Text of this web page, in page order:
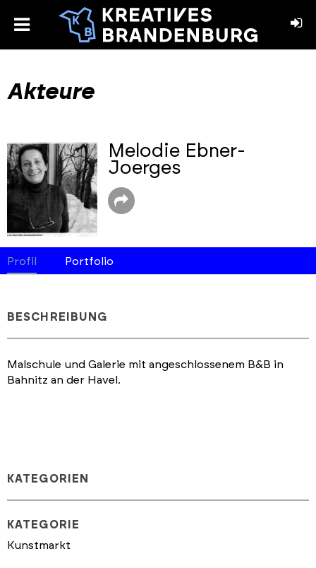
toggle
Akteure
Melodie Ebner-
Joerges
Profil Portfolio
BESCHREIBUNG
Malschule und Galerie mit angeschlossenem B&B in
Bahnitz an der Havel.
KATEGORIEN
KATEGORIE
Kunstmarkt